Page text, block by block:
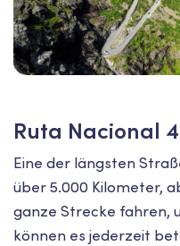
Ruta Nacional
Eine der längsten
über 5.000 Kilometer,
ganze Strecke fahren,
können es jederzeit